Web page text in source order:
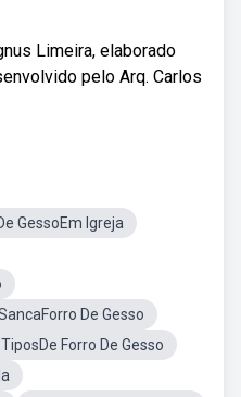
Limeira, elaborado
pelo Arq. Carlos
GessoEm Igreja
De Gesso
TiposDe Forro De Gesso